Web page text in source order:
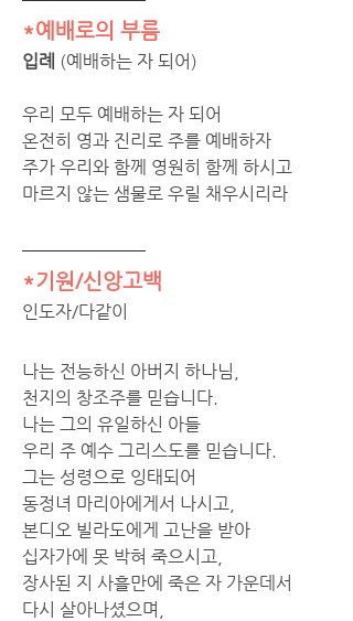
*예배로의 부름
입례 (예배하는 자 되어)
우리 모두 예배하는 자 되어
온전히 영과 진리로 주를 예배하자
주가 우리와 함께 영원히 함께 하시고
마르지 않는 샘물로 우릴 채우시리라
*기원/신앙고백
인도자/다같이
나는 전능하신 아버지 하나님,
천지의 창조주를 믿습니다.
나는 그의 유일하신 아들
우리 주 예수 그리스도를 믿습니다.
그는 성령으로 잉태되어
동정녀 마리아에게서 나시고,
본디오 빌라도에게 고난을 받아
십자가에 못 박혀 죽으시고,
장사된 지 사흘만에 죽은 자 가운데서
다시 살아나셨으며,